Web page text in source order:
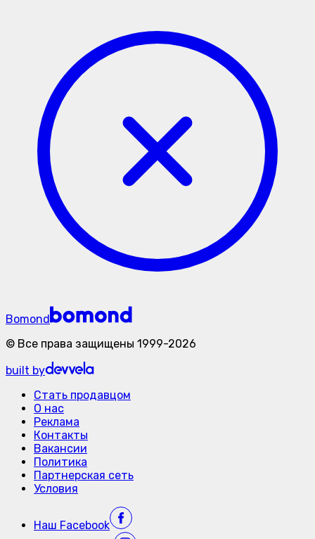
Bomond
© Все права защищены 1999-2026
built by
Стать продавцом
О нас
Реклама
Контакты
Вакансии
Политика
Партнерская сеть
Условия
Наш Facebook